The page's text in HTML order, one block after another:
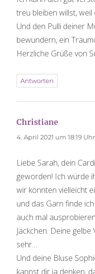
treu bleiben willst,
Und den Pulli deiner
bewundern, ein
Herzliche Grüße von
Antworten
Christiane
4. April 2021 um 18:19 Uhr
Liebe Sarah, dein
geworden! Ich würde
wir könnten vielleicht
und das Garn finde
auch mal
Jäckchen. Deine
sehr…
Und deine Bluse
kannst dir ja denken,